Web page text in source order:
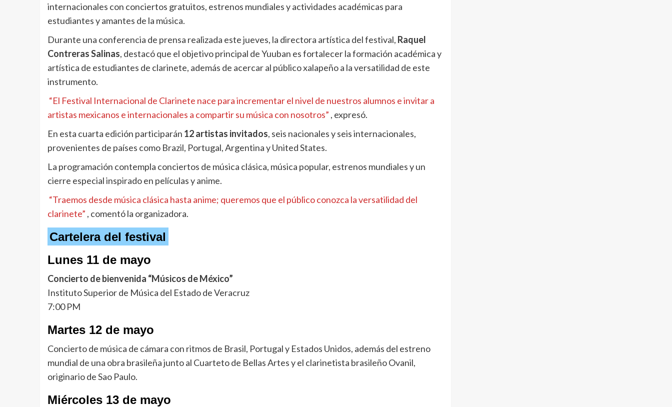
internacionales con conciertos gratuitos, estrenos mundiales y actividades académicas para
estudiantes y amantes de la música.
Durante una conferencia de prensa realizada este jueves, la directora artística del festival, Raquel
Contreras Salinas, destacó que el objetivo principal de Yuuban es fortalecer la formación académica y
artística de estudiantes de clarinete, además de acercar al público xalapeño a la versatilidad de este
instrumento.
“El Festival Internacional de Clarinete nace para incrementar el nivel de nuestros alumnos e invitar a
artistas mexicanos e internacionales a compartir su música con nosotros” , expresó.
En esta cuarta edición participarán 12 artistas invitados, seis nacionales y seis internacionales,
provenientes de países como Brazil, Portugal, Argentina y United States.
La programación contempla conciertos de música clásica, música popular, estrenos mundiales y un
cierre especial inspirado en películas y anime.
“Traemos desde música clásica hasta anime; queremos que el público conozca la versatilidad del
clarinete” , comentó la organizadora.
Cartelera del festival
Lunes 11 de mayo
Concierto de bienvenida “Músicos de México”
Instituto Superior de Música del Estado de Veracruz
7:00 PM
Martes 12 de mayo
Concierto de música de cámara con ritmos de Brasil, Portugal y Estados Unidos, además del estreno
mundial de una obra brasileña junto al Cuarteto de Bellas Artes y el clarinetista brasileño Ovanil,
originario de Sao Paulo.
Miércoles 13 de mayo